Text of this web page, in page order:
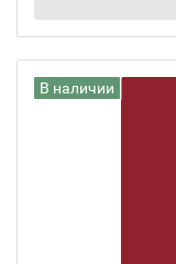
В наличии